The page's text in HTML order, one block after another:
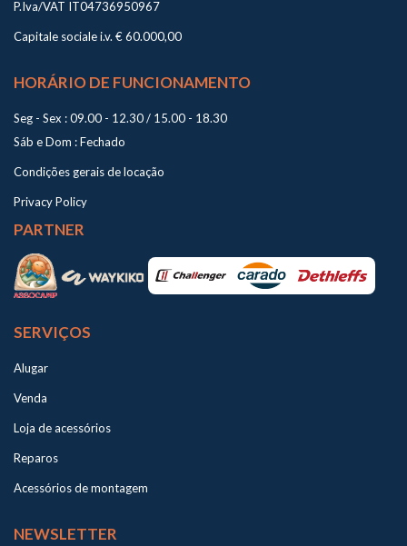
P.Iva/VAT IT04736950967
Capitale sociale i.v. € 60.000,00
HORÁRIO DE FUNCIONAMENTO
Seg - Sex : 09.00 - 12.30 / 15.00 - 18.30
Sáb e Dom : Fechado
Condições gerais de locação
Privacy Policy
PARTNER
SERVIÇOS
Alugar
Venda
Loja de acessórios
Reparos
Acessórios de montagem
NEWSLETTER